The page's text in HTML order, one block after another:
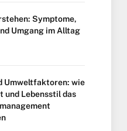
Symptome,
Umgang im Alltag
Umweltfaktoren: wie
und Lebensstil das